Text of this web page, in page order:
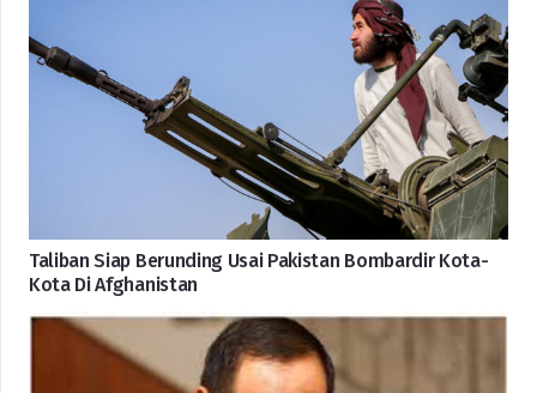
Taliban Siap Berunding Usai Pakistan Bombardir Kota-
Kota Di Afghanistan